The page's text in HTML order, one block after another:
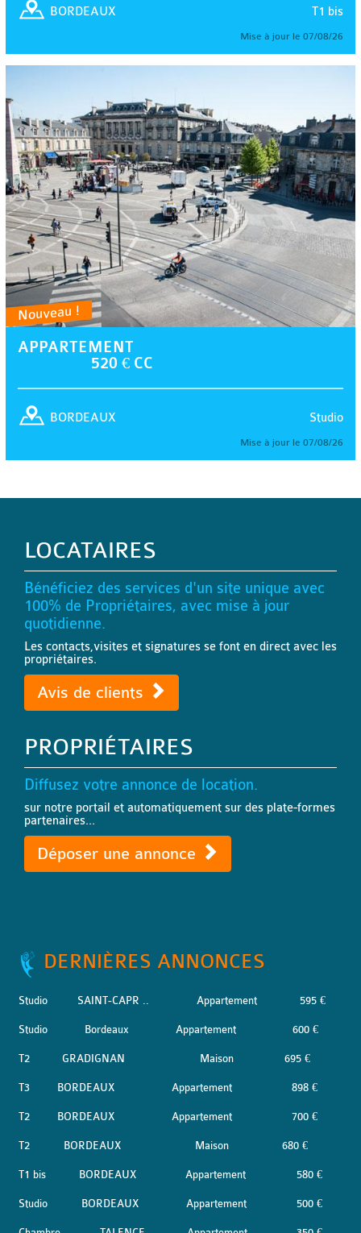
T1 bis
BORDEAUX
Mise à jour le 07/08/26
Nouveau !
APPARTEMENT
520 € CC
Studio
BORDEAUX
Mise à jour le 07/08/26
LOCATAIRES
Bénéficiez des services d'un site unique avec
100% de Propriétaires, avec mise à jour
quotidienne.
Les contacts,visites et signatures se font en direct avec les
propriétaires.
Avis de clients
PROPRIÉTAIRES
Diffusez votre annonce de location.
sur notre portail et automatiquement sur des plate-formes
partenaires...
Déposer une annonce
DERNIÈRES ANNONCES
Studio SAINT-CAPR .. Appartement 595 €
Studio Bordeaux Appartement 600 €
T2 GRADIGNAN Maison 695 €
T3 BORDEAUX Appartement 898 €
T2 BORDEAUX Appartement 700 €
T2 BORDEAUX Maison 680 €
T1 bis BORDEAUX Appartement 580 €
Studio BORDEAUX Appartement 500 €